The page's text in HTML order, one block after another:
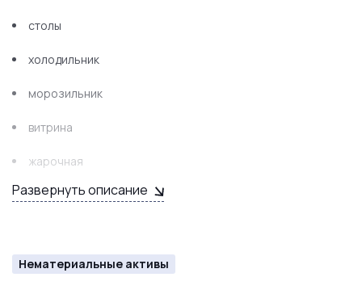
столы
холодильник
морозильник
витрина
жарочная
индукционная плита
микроволновка
Развернуть описание
Нематериальные активы